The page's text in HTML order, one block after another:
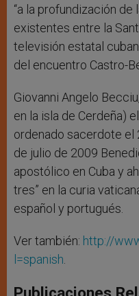
“a la profundización
existentes entre la
televisión estatal
del encuentro Castro-
Giovanni Angelo
en la isla de Cerdeña)
ordenado sacerdote el
de julio de 2009
apostólico en Cuba y
tres” en la curia
español y portugués.
Ver también: http://
l=spanish.